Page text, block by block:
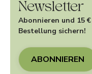
Newsletter
Abonnieren und 15
Bestellung sichern!
ABONNIEREN